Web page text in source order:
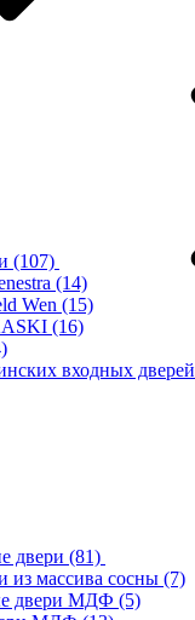
(107)
(14)
Wen (15)
(16)
входных дверей
двери (81)
из массива сосны (7)
двери МДФ (5)